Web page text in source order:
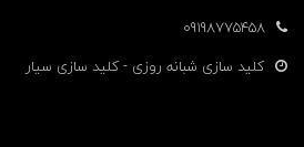
09198775458
کلید سازی شبانه روزی - کلید سازی سیار